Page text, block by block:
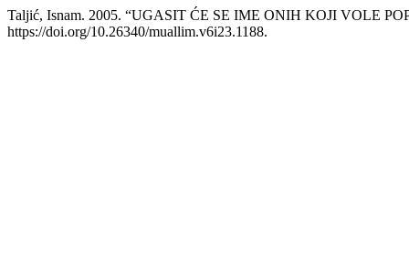
Taljić, Isnam. 2005. “UGASIT ĆE SE IME ONIH KOJI VOLE
https://doi.org/10.26340/muallim.v6i23.1188.